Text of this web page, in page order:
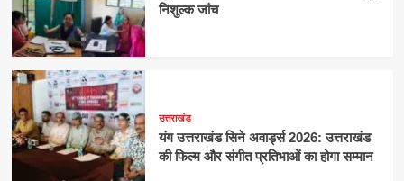
निशुल्क जांच
उत्तराखंड
यंग उत्तराखंड सिने अवार्ड्स 2026: उत्तराखंड
की फिल्म और संगीत प्रतिभाओं का होगा सम्मान